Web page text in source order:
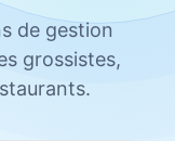
de gestion
grossistes,